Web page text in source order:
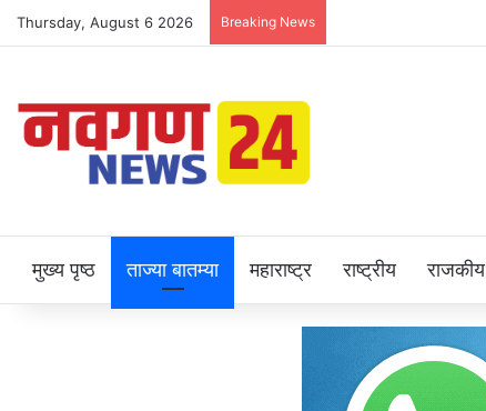
Thursday, August 6 2026 Breaking News
मुख्य पृष्ठ ताज्या बातम्या महाराष्ट्र राष्ट्रीय राजकीय